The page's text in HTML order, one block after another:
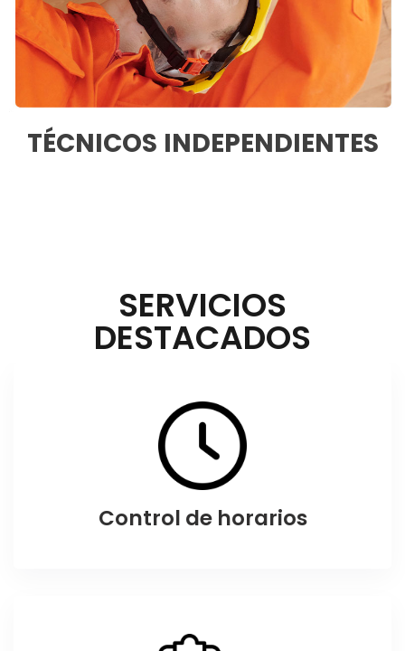
TÉCNICOS INDEPENDIENTES
SERVICIOS
DESTACADOS
Control de horarios